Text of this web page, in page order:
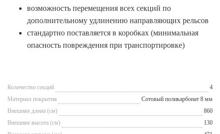
возможность перемещения всех секций по
дополнительному удлинению направляющих рельсов
стандартно поставляется в коробках (минимальная
опасность повреждения при транспортировке)
Количество секций
4
Материал покрытия
Сотовый поликарбонат 8 мм
Внешняя длина (см)
860
Внешняя высота (см)
130